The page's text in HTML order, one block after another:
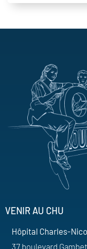
VENIR AU CHU
Hôpital Charles-
37 boulevard